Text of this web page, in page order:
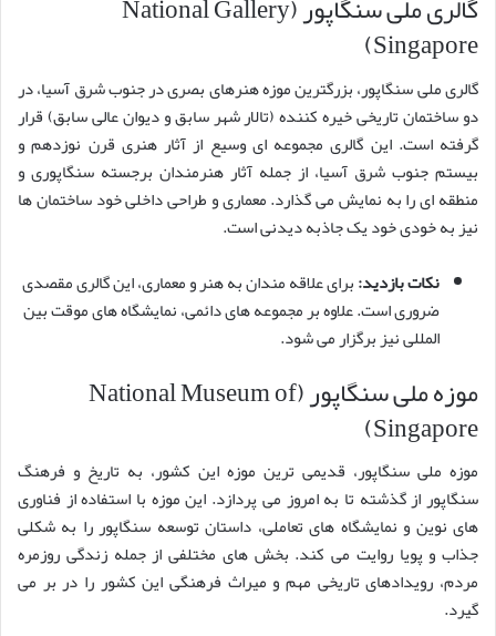
Singapore)
گالری ملی سنگاپور، بزرگترین موزه هنرهای بصری در جنوب شرق آسیا، در
دو ساختمان تاریخی خیره کننده (تالار شهر سابق و دیوان عالی سابق) قرار
گرفته است. این گالری مجموعه ای وسیع از آثار هنری قرن نوزدهم و
بیستم جنوب شرق آسیا، از جمله آثار هنرمندان برجسته سنگاپوری و
منطقه ای را به نمایش می گذارد. معماری و طراحی داخلی خود ساختمان ها
نیز به خودی خود یک جاذبه دیدنی است.
نکات بازدید:برای علاقه مندان به هنر و معماری، این گالری مقصدی
ضروری است. علاوه بر مجموعه های دائمی، نمایشگاه های موقت بین
المللی نیز برگزار می شود.
موزه ملی سنگاپور (National Museum of
Singapore)
موزه ملی سنگاپور، قدیمی ترین موزه این کشور، به تاریخ و فرهنگ
سنگاپور از گذشته تا به امروز می پردازد. این موزه با استفاده از فناوری
های نوین و نمایشگاه های تعاملی، داستان توسعه سنگاپور را به شکلی
جذاب و پویا روایت می کند. بخش های مختلفی از جمله زندگی روزمره
مردم، رویدادهای تاریخی مهم و میراث فرهنگی این کشور را در بر می
گیرد.